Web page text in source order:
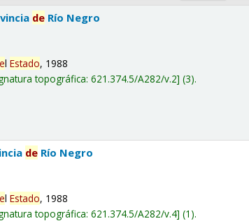
de Río Negro
lEstado, 1988
topográfica:621.374.5/A282/v.2 (3).
de Río Negro
lEstado, 1988
topográfica:621.374.5/A282/v.4 (1).